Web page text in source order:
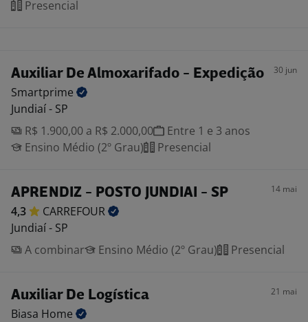
Presencial
Auxiliar De Almoxarifado - Expedição 30 jun
Smartprime
Jundiaí - SP
R$ 1.900,00 a R$ 2.000,00
Entre 1 e 3 anos
Ensino Médio (2º Grau)
Presencial
APRENDIZ - POSTO JUNDIAI - SP 14 mai
4,3
CARREFOUR
Jundiaí - SP
A combinar
Ensino Médio (2º Grau) Presencial
Auxiliar De Logística 21 mai
Biasa Home